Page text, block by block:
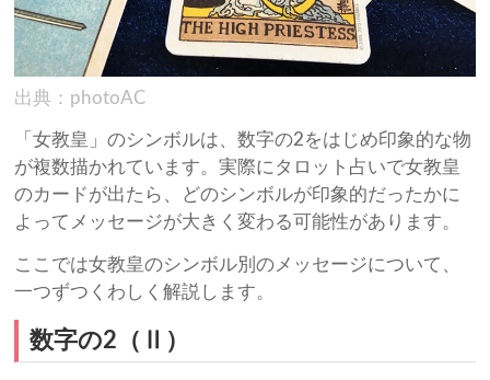
出典：photoAC
「女教皇」のシンボルは、数字の2をはじめ印象的な物
が複数描かれています。実際にタロット占いで女教皇
のカードが出たら、どのシンボルが印象的だったかに
よってメッセージが大きく変わる可能性があります。
ここでは女教皇のシンボル別のメッセージについて、
一つずつくわしく解説します。
数字の2（Ⅱ）